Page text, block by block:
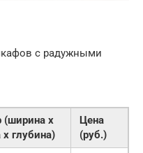
с радужными
(ширина x
x глубина)
Цена
(руб.)